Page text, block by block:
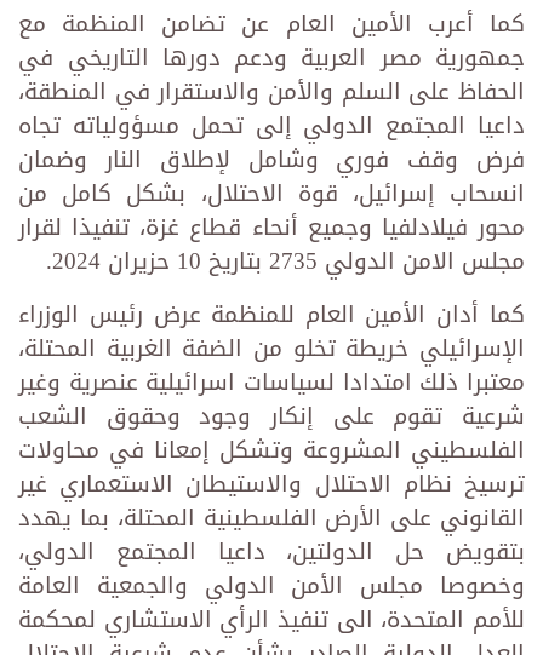
كما أعرب الأمين العام عن تضامن المنظمة مع
جمهورية مصر العربية ودعم دورها التاريخي في
الحفاظ على السلم والأمن والاستقرار في المنطقة،
داعيا المجتمع الدولي إلى تحمل مسؤولياته تجاه
فرض وقف فوري وشامل لإطلاق النار وضمان
انسحاب إسرائيل، قوة الاحتلال، بشكل كامل من
محور فيلادلفيا وجميع أنحاء قطاع غزة، تنفيذا لقرار
مجلس الامن الدولي 2735 بتاريخ 10 حزيران 2024.
كما أدان الأمين العام للمنظمة عرض رئيس الوزراء
الإسرائيلي خريطة تخلو من الضفة الغربية المحتلة،
معتبرا ذلك امتدادا لسياسات اسرائيلية عنصرية وغير
شرعية تقوم على إنكار وجود وحقوق الشعب
الفلسطيني المشروعة وتشكل إمعانا في محاولات
ترسيخ نظام الاحتلال والاستيطان الاستعماري غير
القانوني على الأرض الفلسطينية المحتلة، بما يهدد
بتقويض حل الدولتين، داعيا المجتمع الدولي،
وخصوصا مجلس الأمن الدولي والجمعية العامة
للأمم المتحدة، الى تنفيذ الرأي الاستشاري لمحكمة